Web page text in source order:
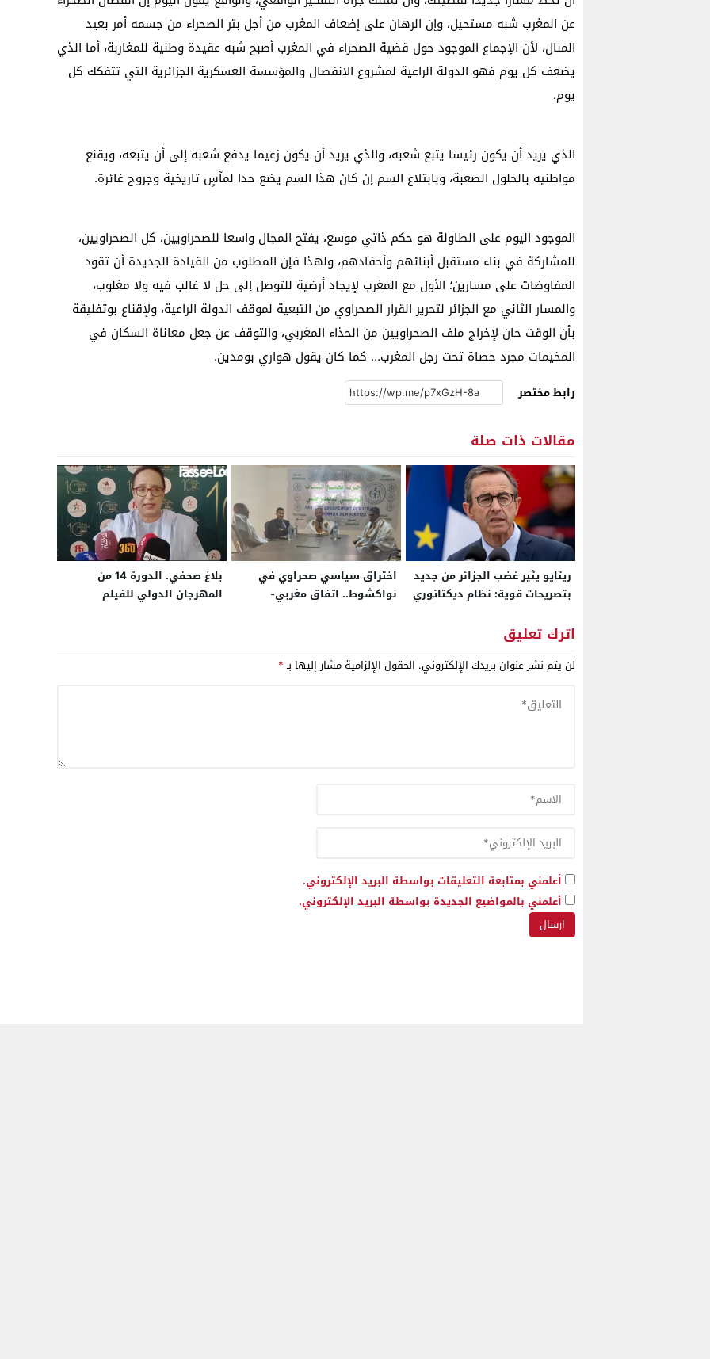
عن المغرب شبه مستحيل، وإن الرهان على إضعاف المغرب من أجل بتر الصحراء من جسمه أمر بعيد
المنال، لأن الإجماع الموجود حول قضية الصحراء في المغرب أصبح شبه عقيدة وطنية للمغاربة، أما الذي
يضعف كل يوم فهو الدولة الراعية لمشروع الانفصال والمؤسسة العسكرية الجزائرية التي تتفكك كل
يوم.
الذي يريد أن يكون رئيسا يتبع شعبه، والذي يريد أن يكون زعيما يدفع شعبه إلى أن يتبعه، ويقنع
مواطنيه بالحلول الصعبة، وبابتلاع السم إن كان هذا السم يضع حدا لمآسٍ تاريخية وجروح غائرة.
الموجود اليوم على الطاولة هو حكم ذاتي موسع، يفتح المجال واسعا للصحراويين، كل الصحراويين،
للمشاركة في بناء مستقبل أبنائهم وأحفادهم، ولهذا فإن المطلوب من القيادة الجديدة أن تقود
المفاوضات على مسارين؛ الأول مع المغرب لإيجاد أرضية للتوصل إلى حل لا غالب فيه ولا مغلوب،
والمسار الثاني مع الجزائر لتحرير القرار الصحراوي من التبعية لموقف الدولة الراعية، ولإقناع بوتفليقة
بأن الوقت حان لإخراج ملف الصحراويين من الحذاء المغربي، والتوقف عن جعل معاناة السكان في
المخيمات مجرد حصاة تحت رجل المغرب… كما كان يقول هواري بومدين.
رابط مختصر
مقالات ذات صلة
ريتايو يثير غضب الجزائر من جديد
بتصريحات قوية: نظام ديكتاتوري
فداء لإخفاقه الداخلي
اختراق سياسي صحراوي في
نواكشوط.. اتفاق مغربي-
بلاغ صحفي. الدورة 14 من
المهرجان الدولي للفيلم
اترك تعليق
لن يتم نشر عنوان بريدك الإلكتروني. الحقول الإلزامية مشار إليها بـ*
أعلمني بمتابعة التعليقات بواسطة البريد الإلكتروني.
أعلمني بالمواضيع الجديدة بواسطة البريد الإلكتروني.